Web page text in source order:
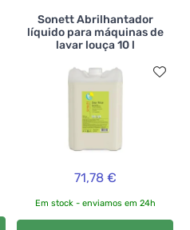
Sonett Abrilhantador
líquido para máquinas de
lavar louça 10 l
71,78 €
Em stock - enviamos em 24h